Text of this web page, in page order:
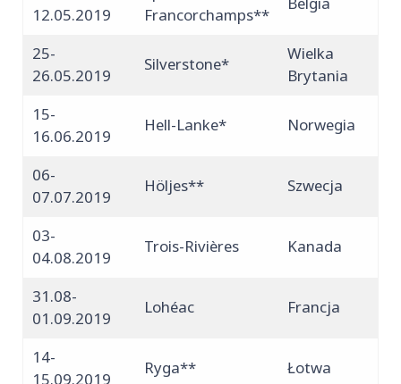
12.05.2019
Francorchamps**
25-
26.05.2019
Silverstone*
Wielka
Brytania
15-
16.06.2019
Hell-Lanke* Norwegia
06-
07.07.2019
Höljes** Szwecja
03-
04.08.2019
Trois-Rivières Kanada
31.08-
01.09.2019
Lohéac Francja
14-
15.09.2019
Ryga** Łotwa